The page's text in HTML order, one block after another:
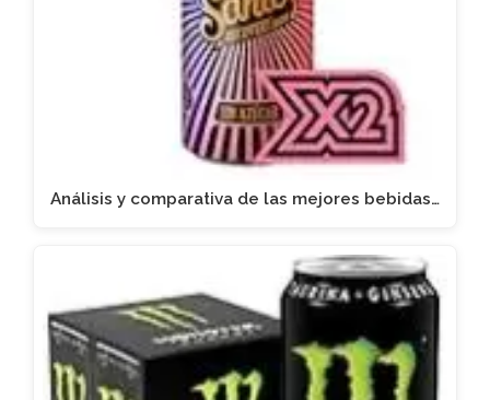
Análisis y comparativa de las mejores bebidas…